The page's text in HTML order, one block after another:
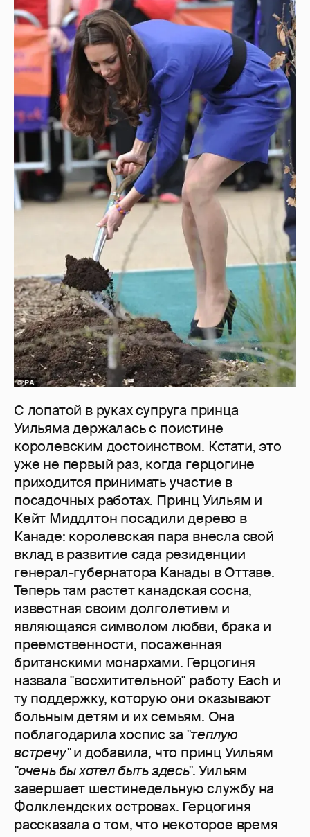
С лопатой в руках супруга принца
Уильяма держалась с поистине
королевским достоинством. Кстати, это
уже не первый раз, когда герцогине
приходится принимать участие в
посадочных работах. Принц Уильям и
Кейт Миддлтон посадили дерево в
Канаде: королевская пара внесла свой
вклад в развитие сада резиденции
генерал-губернатора Канады в Оттаве.
Теперь там растет канадская сосна,
известная своим долголетием и
являющаяся символом любви, брака и
преемственности, посаженная
британскими монархами. Герцогиня
назвала "восхитительной" работу Each и
ту поддержку, которую они оказывают
больным детям и их семьям. Она
поблагодарила хоспис за "теплую
встречу"и добавила, что принц Уильям
"очень бы хотел быть здесь". Уильям
завершает шестинедельную службу на
Фолклендских островах. Герцогиня
рассказала о том, что некоторое время